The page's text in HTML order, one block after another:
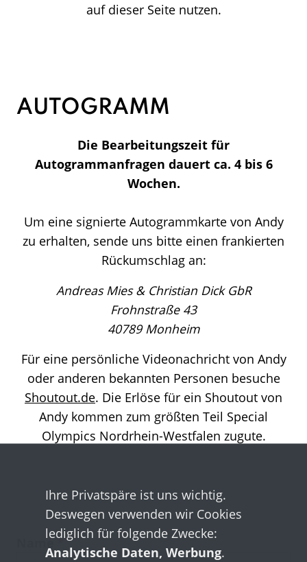
auf dieser Seite nutzen.
AUTOGRAMM
Die Bearbeitungszeit für
Autogrammanfragen dauert ca. 4 bis 6
Wochen.
Um eine signierte Autogrammkarte von Andy
zu erhalten, sende uns bitte einen frankierten
Rückumschlag an:
Andreas Mies & Christian Dick GbR
Frohnstraße 43
40789 Monheim
Für eine persönliche Videonachricht von Andy
oder anderen bekannten Personen besuche
Shoutout.de. Die Erlöse für ein Shoutout von
Andy kommen zum größten Teil Special
Olympics Nordrhein-Westfalen zugute.
Name
Ihre Privatspäre ist uns wichtig.
Deswegen verwenden wir Cookies
lediglich für folgende Zwecke:
Analytische Daten, Werbung.